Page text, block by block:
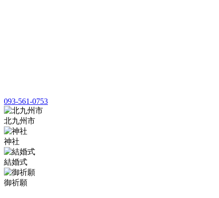
093-561-0753
北九州市
神社
結婚式
御祈願